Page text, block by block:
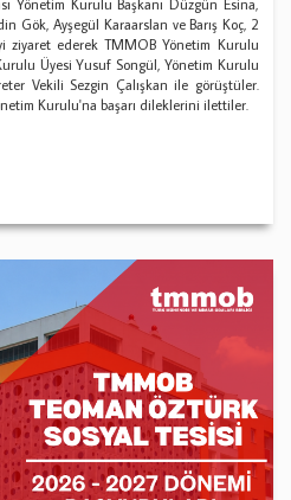
Yönetim Kurulu Başkanı Düzgün Esina,
Gök, Ayşegül Karaarslan ve Barış Koç, 2
ziyaret ederek TMMOB Yönetim Kurulu
Üyesi Yusuf Songül, Yönetim Kurulu
Vekili Sezgin Çalışkan ile görüştüler.
Kurulu'na başarı dileklerini ilettiler.